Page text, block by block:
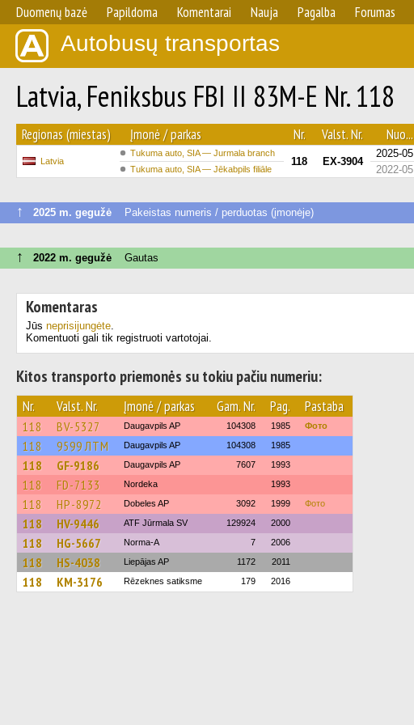
Duomenų bazė Papildoma Komentarai Nauja Pagalba Forumas
Autobusų transportas
Latvia, Feniksbus FBI II 83M-E Nr. 118
Regionas (miestas) Įmonė / parkas Nr. Valst. Nr. Nuo...
Latvia
Tukuma auto, SIA — Jurmala branch
118 EX-3904
2025-05
Tukuma auto, SIA — Jēkabpils filiāle
2022-05
↑ 2025 m. gegužė Pakeistas numeris / perduotas (įmonėje)
↑ 2022 m. gegužė Gautas
Komentaras
Jūs neprisijungėte.
Komentuoti gali tik registruoti vartotojai.
Kitos transporto priemonės su tokiu pačiu numeriu:
Nr. Valst. Nr. Įmonė / parkas Gam. Nr. Pag. Pastaba
118 BV-5327 Daugavpils AP 104308 1985 Фото
118 9599 ЛТМ Daugavpils AP 104308 1985
118 GF-9186 Daugavpils AP 7607 1993
118 FD-7133 Nordeka 1993
118 HP-8972 Dobeles AP 3092 1999 Фото
118 HV-9446 ATF Jūrmala SV 129924 2000
118 HG-5667 Norma-A 7 2006
118 HS-4038 Liepājas AP 1172 2011
118 KM-3176 Rēzeknes satiksme 179 2016